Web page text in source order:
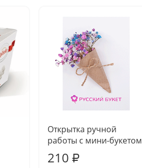
Открытка ручной
работы с мини-букетом
210 ₽